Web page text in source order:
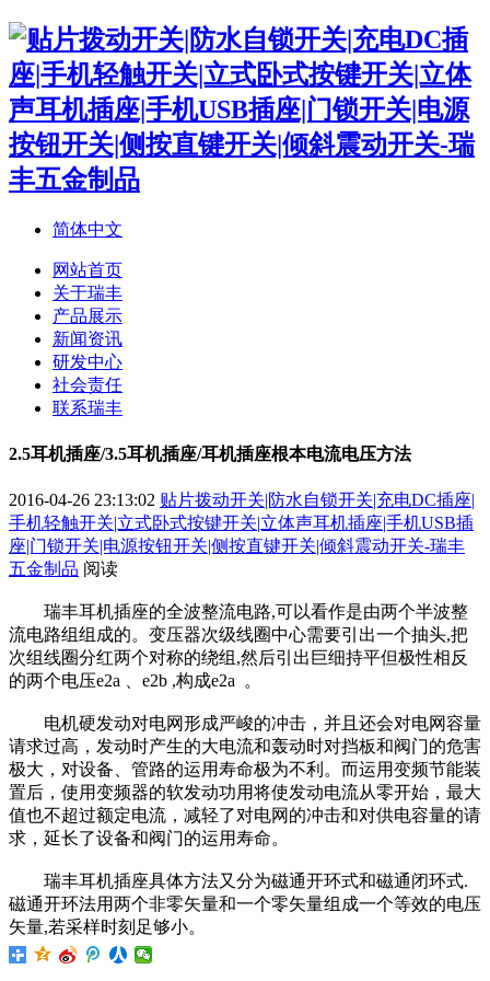
简体中文
网站首页
关于瑞丰
产品展示
新闻资讯
研发中心
社会责任
联系瑞丰
2.5耳机插座/3.5耳机插座/耳机插座根本电流电压方法
2016-04-26 23:13:02 贴片拨动开关|防水自锁开关|充电DC插座|
手机轻触开关|立式卧式按键开关|立体声耳机插座|手机USB插
座|门锁开关|电源按钮开关|侧按直键开关|倾斜震动开关-瑞丰
五金制品 阅读
瑞丰耳机插座的全波整流电路,可以看作是由两个半波整
流电路组组成的。变压器次级线圈中心需要引出一个抽头,把
次组线圈分红两个对称的绕组,然后引出巨细持平但极性相反
的两个电压e2a 、e2b ,构成e2a 。
电机硬发动对电网形成严峻的冲击，并且还会对电网容量
请求过高，发动时产生的大电流和轰动时对挡板和阀门的危害
极大，对设备、管路的运用寿命极为不利。而运用变频节能装
置后，使用变频器的软发动功用将使发动电流从零开始，最大
值也不超过额定电流，减轻了对电网的冲击和对供电容量的请
求，延长了设备和阀门的运用寿命。
瑞丰耳机插座具体方法又分为磁通开环式和磁通闭环式.
磁通开环法用两个非零矢量和一个零矢量组成一个等效的电压
矢量,若采样时刻足够小。